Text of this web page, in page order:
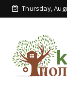
Thursday,
Линк
принц...